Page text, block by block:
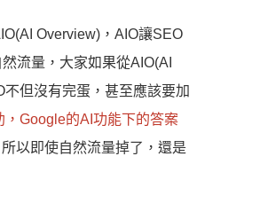
Overview)，AIO讓SEO
流量，大家如果從AIO(AI
但沒有完蛋，甚至應該要加
Google的AI功能下的答案
以即使自然流量掉了，還是